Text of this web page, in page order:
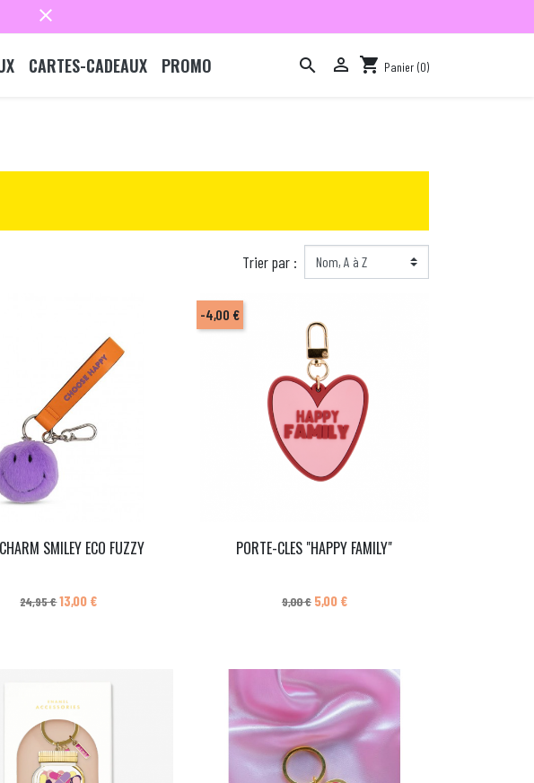
close
CARTES-CADEAUX PROMO   shopping_cart Panier (0)
Trier par :
SMILEY ECO FUZZY
Prix de base
24,95 €Prix
13,00 €
PORTE-CLES "HAPPY FAMILY"
Prix de base
9,00 € Prix
5,00 €
-4,00 €